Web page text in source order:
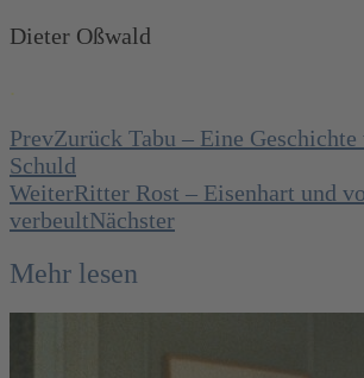
Dieter Oßwald
.
PrevZurück Tabu – Eine
Schuld
WeiterRitter Rost – Eisenhart und
verbeultNächster
Mehr lesen